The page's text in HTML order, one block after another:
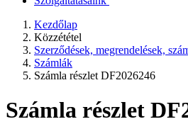
Kezdőlap
Közzététel
Szerződések, megrendelések,
Számlák
Számla részlet DF2026246
Számla részlet